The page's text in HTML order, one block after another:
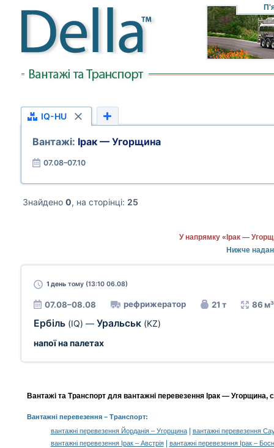
IQ-HU
Вантажі: Ірак — Угорщина
07.08–07.10
Знайдено 0, на сторінці: 25
У напрямку «Ірак —
Нижче
1 день тому (13:10 06.08)
07.08–08.08 рефрижератор 21 т 86 м³
Ербіль (IQ) — Уральськ (KZ)
напої на палетах
Вантажі та Транспорт для вантажні перевезення Ірак — Угорщина,
Вантажні перевезення– Транспорт:
вантажні перевезення Йорданія – Угорщина|
вантажні перевезення
вантажні перевезення Ірак – Австрія|
вантажні перевезення Ірак –